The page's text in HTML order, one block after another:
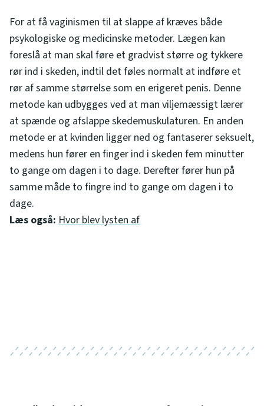
For at få vaginismen til at slappe af kræves både
psykologiske og medicinske metoder. Lægen kan
foreslå at man skal føre et gradvist større og tykkere
rør ind i skeden, indtil det føles normalt at indføre et
rør af samme størrelse som en erigeret penis. Denne
metode kan udbygges ved at man viljemæssigt lærer
at spænde og afslappe skedemuskulaturen. En anden
metode er at kvinden ligger ned og fantaserer seksuelt,
medens hun fører en finger ind i skeden fem minutter
to gange om dagen i to dage. Derefter fører hun på
samme måde to fingre ind to gange om dagen i to
dage.
Læs også: Hvor blev lysten af